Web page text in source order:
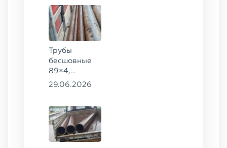
8732-78
сталь 09Г2С
Трубы
бесшовные
89×4,
203×20,
09Г2С
29.06.2026